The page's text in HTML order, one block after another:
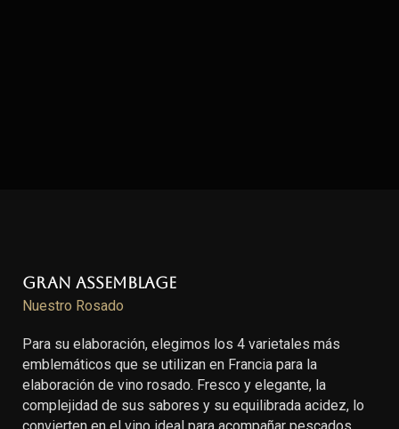
Gran Assemblage
Nuestro Rosado
Para su elaboración, elegimos los 4 varietales más
emblemáticos que se utilizan en Francia para la
elaboración de vino rosado. Fresco y elegante, la
complejidad de sus sabores y su equilibrada acidez, lo